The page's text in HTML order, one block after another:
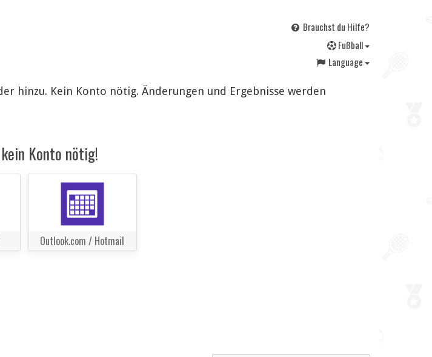
Brauchst du Hilfe?
Fußball
Language
hinzu. Kein Konto nötig. Änderungen und Ergebnisse werden
Konto nötig!
Outlook.com / Hotmail